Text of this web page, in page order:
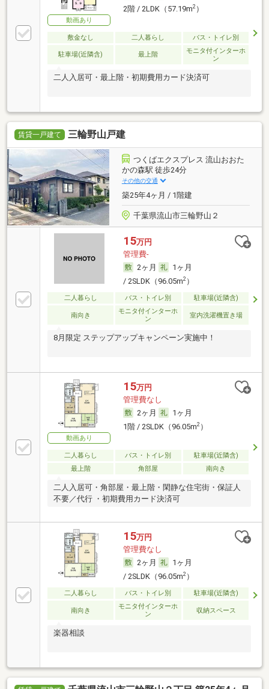
動画あり
2階 / 2LDK（57.19m2）
敷金なし 二人暮らし バス・トイレ別
駐車場(近隣含) 最上階
モニタ付インターホ
ン
二人入居可・最上階・初期費用カード決済可
賃貸一戸建て 三輪野山戸建
つくばエクスプレス 流山おおた
かの森駅 徒歩24分
その他の交通
築25年4ヶ月 / 1階建
千葉県流山市三輪野山２
15万円
管理費-
2ヶ月
1ヶ月
/ 2SLDK（96.05m2）
二人暮らし バス・トイレ別 駐車場(近隣含)
南向き
モニタ付インターホ
ン
室内洗濯機置き場
8月限定 ステップアップキャンペーン実施中！
動画あり
15万円
管理費なし
2ヶ月
1ヶ月
1階 / 2SLDK（96.05m2）
二人暮らし バス・トイレ別
駐車場(近隣含)
最上階
角部屋 南向き
二人入居可・角部屋・最上階・閑静な住宅街・保証人
不要／代行 ・初期費用カード決済可
15万円
管理費なし
2ヶ月
1ヶ月
/ 2SLDK（96.05m2）
二人暮らし バス・トイレ別 駐車場(近隣含)
南向き
モニタ付インターホ
ン
収納スペース
楽器相談